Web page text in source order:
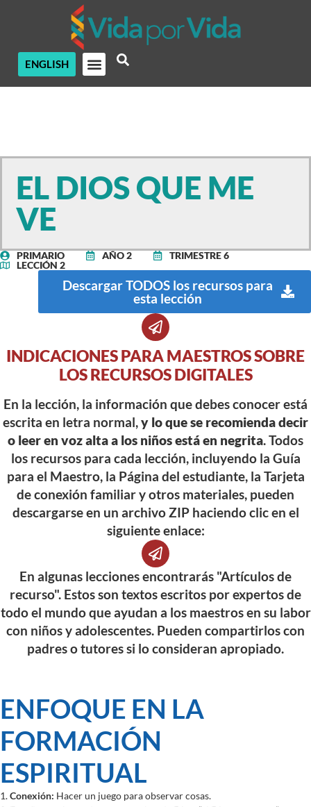
ENGLISH
EL DIOS QUE ME
VE
PRIMARIO AÑO 2
TRIMESTRE 6
LECCIÓN 2
Descargar TODOS los recursos para
esta lección
INDICACIONES PARA MAESTROS SOBRE
LOS RECURSOS DIGITALES
En la lección, la información que debes conocer está
escrita en letra normal,y lo que se recomienda decir
o leer en voz alta a los niños está en negrita. Todos
los recursos para cada lección, incluyendo la Guía
para el Maestro, la Página del estudiante, la Tarjeta
de conexión familiar y otros materiales, pueden
descargarse en un archivo ZIP haciendo clic en el
siguiente enlace:
En algunas lecciones encontrarás "Artículos de
recurso". Estos son textos escritos por expertos de
todo el mundo que ayudan a los maestros en su labor
con niños y adolescentes. Pueden compartirlos con
padres o tutores si lo consideran apropiado.
ENFOQUE EN LA
FORMACIÓN
ESPIRITUAL
1.Conexión: Hacer un juego para observar cosas.